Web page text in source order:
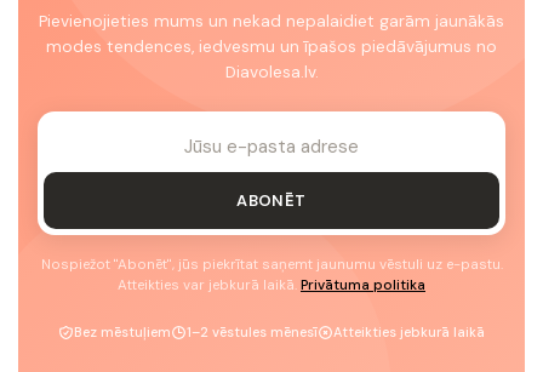
Pievienojieties mums un nekad nepalaidiet garām jaunākās
modes tendences, iedvesmu un īpašos piedāvājumus no
Diavolesa.lv.
ABONĒT
Nospiežot "Abonēt", jūs piekrītat saņemt jaunumu vēstuli uz e-pastu.
Atteikties var jebkurā laikā. Privātuma politika
Bez mēstuļiem 1–2 vēstules mēnesī Atteikties jebkurā laikā